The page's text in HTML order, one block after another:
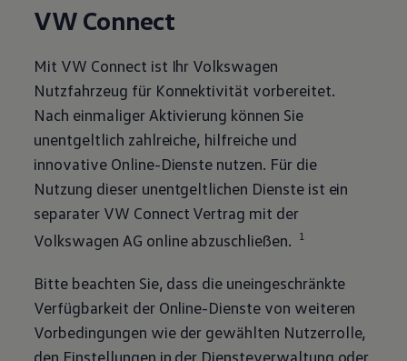
VW Connect
Mit VW Connect ist Ihr Volkswagen
Nutzfahrzeug für Konnektivität vorbereitet.
Nach einmaliger Aktivierung können Sie
unentgeltlich zahlreiche, hilfreiche und
innovative Online-Dienste nutzen. Für die
Nutzung dieser unentgeltlichen Dienste ist ein
separater VW Connect Vertrag mit der
Volkswagen AG online abzuschließen. 1
Bitte beachten Sie, dass die uneingeschränkte
Verfügbarkeit der Online-Dienste von weiteren
Vorbedingungen wie der gewählten Nutzerrolle,
den Einstellungen in der Diensteverwaltung oder